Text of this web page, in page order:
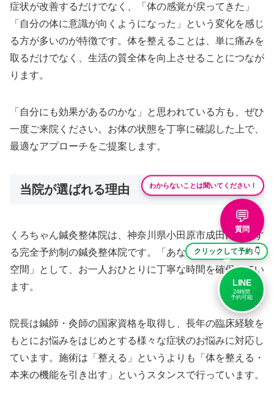
症状が改善するだけでなく、「体の感覚が戻ってきた」
「自分の体に意識が向くようになった」という変化を感じ
る方が多いのが特徴です。体を整えることは、単に痛みを
取るだけでなく、生活の質全体を向上させることにつなが
ります。
「自分にも効果があるのかな」と思われている方も、ぜひ
一度ご来院ください。お体の状態を丁寧に確認した上で、
最適なアプローチをご提案します。
当院が選ばれる理由
くろちゃん鍼灸整体院は、神奈川県小田原市成田に位置す
る完全予約制の鍼灸整体院です。「あなただけのリセット
空間」として、お一人おひとりに丁寧な時間を確保してい
ます。
院長は鍼師・灸師の国家資格を取得し、長年の臨床経験を
もとにお悩みをはじめとする様々な症状のお悩みに対応し
ています。施術は「整える」というよりも「体を整える・
本来の機能を引き出す」というスタンスで行っています。
わからないことは聞いてください！
💬
質問
クリックして予約 👇
LINE
24時間
予約可能